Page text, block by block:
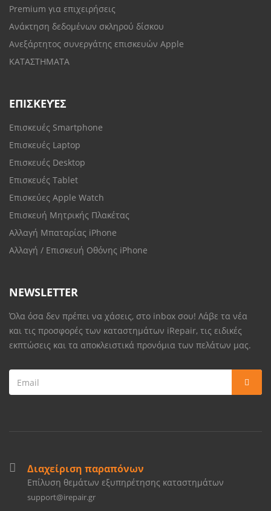
Premium για επιχειρήσεις
Ανάκτηση δεδομένων σκληρού δίσκου
Ανεξάρτητος συνεργάτης επισκευών Apple
ΚΑΤΑΣΤΗΜΑΤΑ
ΕΠΙΣΚΕΥΈΣ
Επισκευές Smartphone
Επισκευές Laptop
Επισκευές Desktop
Επισκευές Tablet
Επισκεύες Apple Watch
Επισκευή Μητρικής Πλακέτας
Αλλαγή Μπαταρίας iPhone
Αλλαγή / Επισκευή Οθόνης iPhone
NEWSLETTER
Όλα όσα δεν πρέπει να χάσεις, στο inbox σου! Λάβε τα νέα
και τις προσφορές των καταστημάτων iRepair, τις ειδικές
εκπτώσεις και τα αποκλειστικά προνόμια των πελάτων μας.
Διαχείριση παραπόνων
Επίλυση θεμάτων εξυπηρέτησης καταστημάτων
support@irepair.gr